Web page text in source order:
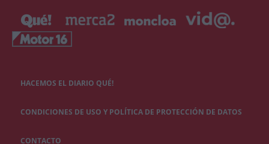
HACEMOS EL DIARIO QUÉ!
CONDICIONES DE USO Y POLÍTICA DE PROTECCIÓN DE DATOS
CONTACTO